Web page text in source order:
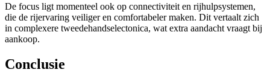
De focus ligt momenteel ook op connectiviteit en rijhulpsystemen,
die de rijervaring veiliger en comfortabeler maken. Dit vertaalt zich
in complexere tweedehandselectonica, wat extra aandacht vraagt bij
aankoop.
Conclusie